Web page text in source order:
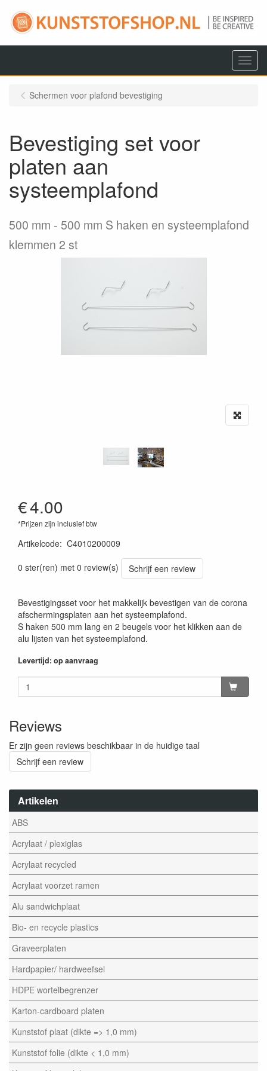
Menu
Artikelen
ABS
Acrylaat / plexiglas
Acrylaat recycled
Acrylaat voorzet ramen
Alu sandwichplaat
Bio- en recycle plastics
Graveerplaten
Hardpapier/ hardweefsel
HDPE wortelbegrenzer
Karton-cardboard platen
Kunststof plaat (dikte => 1,0 mm)
Kunststof folie (dikte < 1,0 mm)
Schermen voor plafond bevestiging
Bevestiging set voor
platen aan
systeemplafond
500 mm
500 mm S haken en systeemplafond
klemmen 2 st
€4.00
*Prijzen zijn inclusief btw
Artikelcode: C4010200009
0 ster(ren) met 0 review(s)
Schrijf een review
Bevestigingsset voor het makkelijk bevestigen van de corona
afschermingsplaten aan het systeemplafond.
S haken 500 mm lang en 2 beugels voor het klikken aan de
alu lijsten van het systeemplafond.
Levertijd: op aanvraag
Reviews
Er zijn geen reviews beschikbaar in de huidige taal
Schrijf een review